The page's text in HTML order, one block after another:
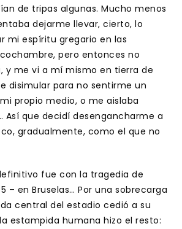
de tripas algunas. Mucho menos
dejarme llevar, cierto, lo
mi espíritu gregario en las
pero entonces no
y me vi a mí mismo en tierra de
disimular para no sentirme un
propio medio, o me aislaba
Así que decidí desengancharme a
gradualmente, como el que no
fue con la tragedia de
– en Bruselas… Por una sobrecarga
central del estadio cedió a su
estampida humana hizo el resto: